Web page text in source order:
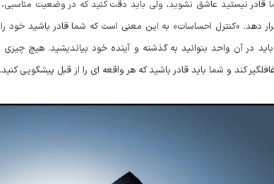
قادر نیستید عاشق نشوید، ولی باید دقت کنید که در وضعیت
دهد. »کنترل احساسات« به این معنی است که شما قادر باشید خود
در آن واحد بتوانید به گذشته و آینده خود بیاندیشید. هیچ
کند و شما باید قادر باشید که هر واقعه ای را از قبل پیشگویی کنید.